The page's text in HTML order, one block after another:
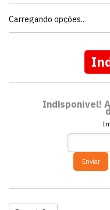
Carregando opções..
Indisponível!
Enviar